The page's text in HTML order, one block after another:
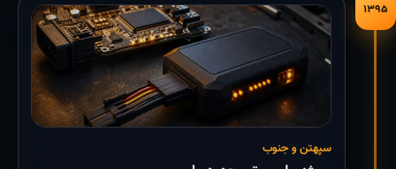
۱۳۹۵
سپهتن و جنوب